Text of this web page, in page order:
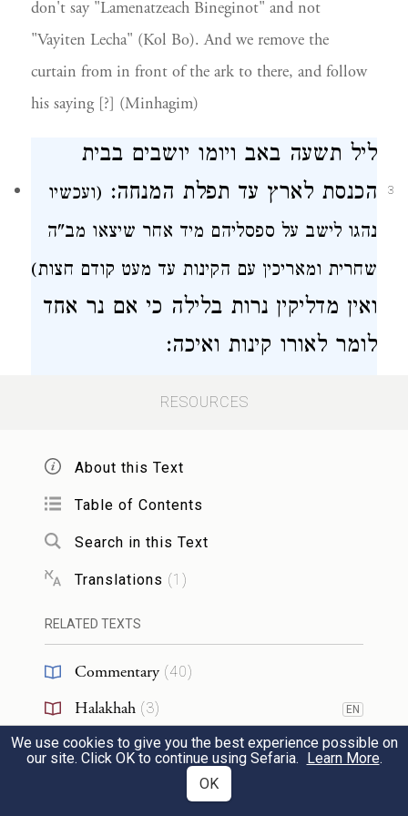
don't say "Lamenatzeach Bineginot" and not
"Vayiten Lecha" (Kol Bo). And we remove the
curtain from in front of the ark to there, and follow
his saying [?] (Minhagim)
3
ליל תשעה באב ויומו יושבים בבית
הכנסת לארץ עד תפלת המנחה: (ועכשיו
נהגו לישב על ספסליהם מיד אחר שיצאו מב"ה
שחרית ומאריכין עם הקינות עד מעט קודם חצות)
ואין מדליקין נרות בלילה כי אם נר אחד
לומר לאורו קינות ואיכה:
The night of Tisha b'Av and its day, we sit
afternoon prayer. (and now we are
after we leave the synagoge in the morning,
and continue with the kinnot until just
before midday) And we do not light lamps
at night, but with the light of one lamp we
say kinnot and Eicha.
אין אומרים
(ולא סליחות) (הגהות
אשירי)בת"ב ואין נופלין על פניהםמשום
הגה וקורין
RESOURCES
About this Text
Table of Contents
Search in this Text
Translations (1 )
RELATED TEXTS
Commentary (40)
Halakhah (3) EN
Responsa (1)
We use cookies to give you the best experience possible on
our site. Click OK to continue using Sefaria. Learn More.
OK